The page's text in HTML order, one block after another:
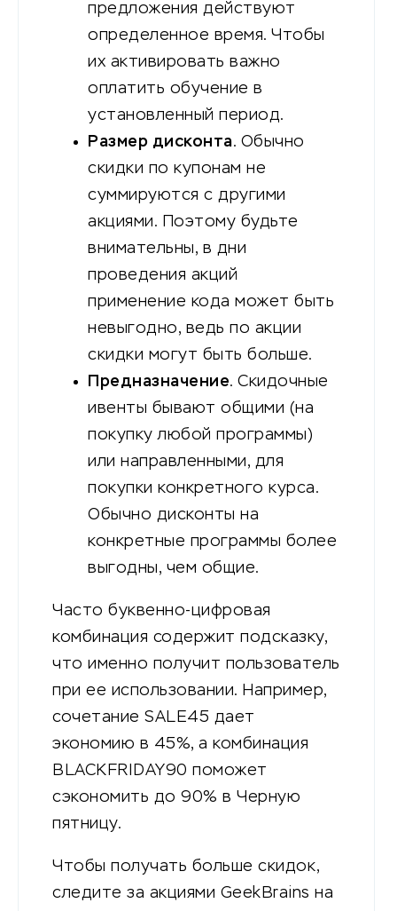
предложения действуют
определенное время. Чтобы
их активировать важно
оплатить обучение в
установленный период.
Размер дисконта. Обычно
скидки по купонам не
суммируются с другими
акциями. Поэтому будьте
внимательны, в дни
проведения акций
применение кода может быть
невыгодно, ведь по акции
скидки могут быть больше.
Предназначение. Скидочные
ивенты бывают общими (на
покупку любой программы)
или направленными, для
покупки конкретного курса.
Обычно дисконты на
конкретные программы более
выгодны, чем общие.
Часто буквенно-цифровая
комбинация содержит подсказку,
что именно получит пользователь
при ее использовании. Например,
сочетание SALE45 дает
экономию в 45%, а комбинация
BLACKFRIDAY90 поможет
сэкономить до 90% в Черную
пятницу.
Чтобы получать больше скидок,
следите за акциями GeekBrains на